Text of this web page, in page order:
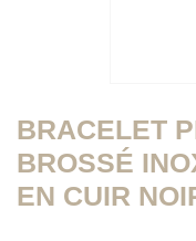
BRACELET
BROSSÉ
EN CUIR